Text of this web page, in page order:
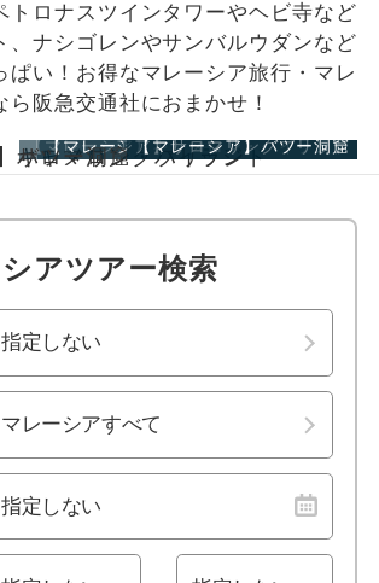
トロナスツインタワーやヘビ寺など
、ナシゴレンやサンバルウダンなど
ぱい！お得なマレーシア旅行・マレ
ら阪急交通社におまかせ！
【マレーシア】キャメロン・ハイランド
【マレーシア】サロマリンクブリッジ
【マレーシア】バツー洞窟
アツアー検索
バル（ボルネオ島）
ャヤ
ン ハイランド
ラ
ャヤ
ジャヤ
選択
火 水 木 金 土
参加限定
行
クション